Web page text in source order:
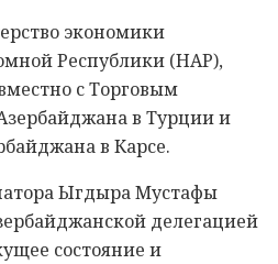
экономики
Республики (НАР),
с Торговым
в Турции и
в Карсе.
Ыгдыра Мустафы
делегацией
состояние и